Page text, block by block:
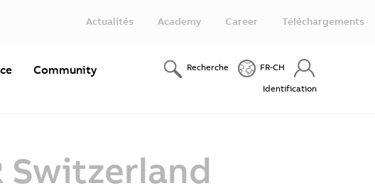
Actualités Academy Career Téléchargements
Community Recherche FR-CH
Identification
Switzerland